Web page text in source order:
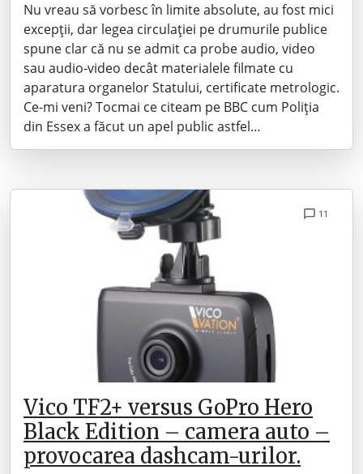
Nu vreau să vorbesc în limite absolute, au fost mici
excepții, dar legea circulației pe drumurile publice
spune clar că nu se admit ca probe audio, video
sau audio-video decât materialele filmate cu
aparatura organelor Statului, certificate metrologic.
Ce-mi veni? Tocmai ce citeam pe BBC cum Poliția
din Essex a făcut un apel public astfel…
11
Vico TF2+ versus GoPro Hero
Black Edition – camera auto –
provocarea dashcam-urilor.